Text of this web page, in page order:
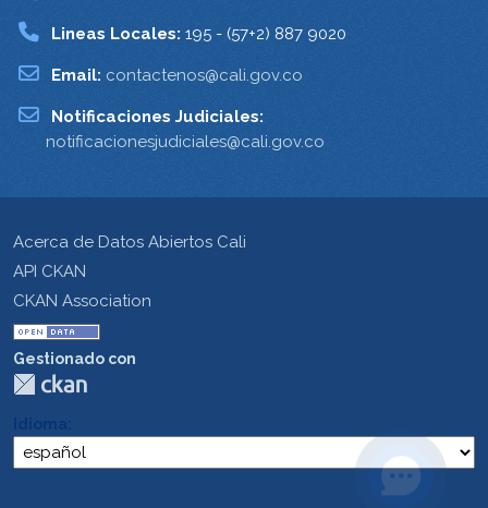
Lineas Locales: 195 - (57+2) 887 9020
Email: contactenos@cali.gov.co
Notificaciones Judiciales:
notificacionesjudiciales@cali.gov.co
Acerca de Datos Abiertos Cali
API CKAN
CKAN Association
Gestionado con